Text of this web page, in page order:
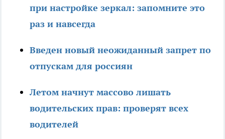
при настройке зеркал: запомните это
раз и навсегда
Введен новый неожиданный запрет по
отпускам для россиян
Летом начнут массово лишать
водительских прав: проверят всех
водителей